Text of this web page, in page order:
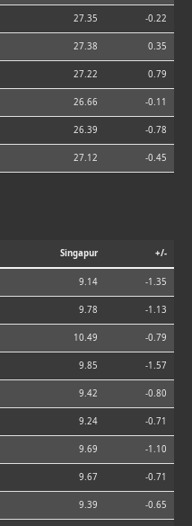
27.35 -0.22
27.38 0.35
27.22 0.79
26.66 -0.11
26.39 -0.78
27.12 -0.45
Singapur +/-
9.14 -1.35
9.78 -1.13
10.49 -0.79
9.85 -1.57
9.42 -0.80
9.24 -0.71
9.69 -1.10
9.67 -0.71
9.39 -0.65